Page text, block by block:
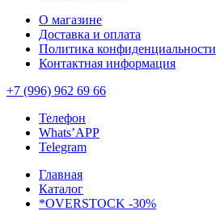
О магазине
Доставка и оплата
Политика конфиденциальности
Контактная информация
+7 (996) 962 69 66
Телефон
Whats’APP
Telegram
Главная
Каталог
*OVERSTOCK -30%